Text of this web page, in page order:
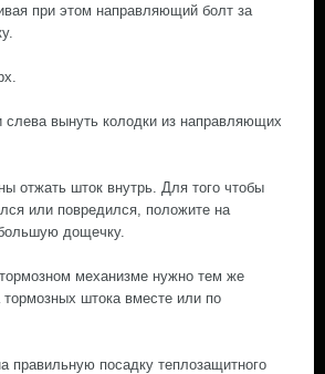
при этом направляющий болт за
слева вынуть колодки из направляющих
отжать шток внутрь. Для того чтобы
или повредился, положите на
дощечку.
механизме нужно тем же
штока вместе или по
правильную посадку теплозащитного